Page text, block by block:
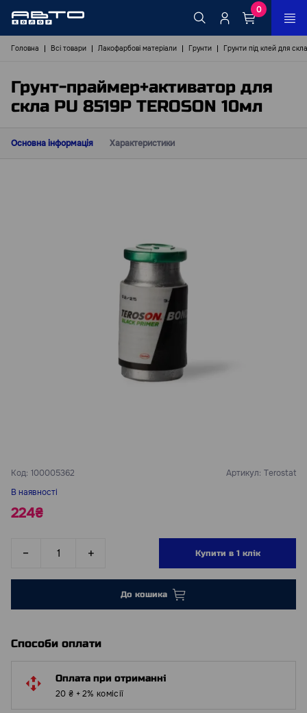
0
Головна Всі товари Лакофарбові матеріали Грунти Грунти під клей для скла
Грунт-праймер+активатор для
скла PU 8519P TEROSON 10мл
Основна інформація Характеристики
Код: 100005362 Артикул: Terostat
В наявності
224₴
Купити в 1 клік
До кошика
Способи оплати
Оплата при отриманні
20 ₴ + 2% комісії